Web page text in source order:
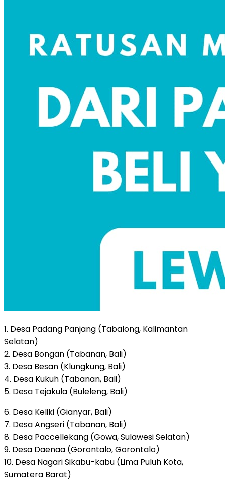
1. Desa Padang Panjang (Tabalong, Kalimantan
Selatan)
2. Desa Bongan (Tabanan, Bali)
3. Desa Besan (Klungkung, Bali)
4. Desa Kukuh (Tabanan, Bali)
5. Desa Tejakula (Buleleng, Bali)
6. Desa Keliki (Gianyar, Bali)
7. Desa Angseri (Tabanan, Bali)
8. Desa Paccellekang (Gowa, Sulawesi Selatan)
9. Desa Daenaa (Gorontalo, Gorontalo)
10. Desa Nagari Sikabu-kabu (Lima Puluh Kota,
Sumatera Barat)